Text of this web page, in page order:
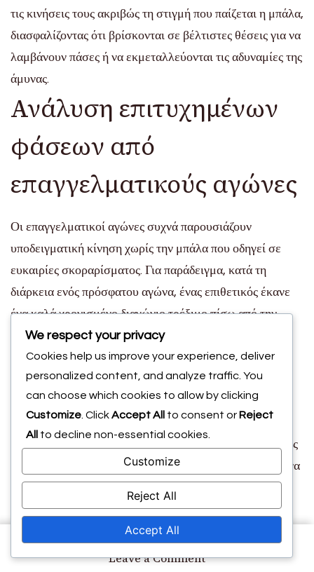
Leave a Commenton
τις κινήσεις τους ακριβώς τη στιγμή που παίζεται η μπάλα,
διασφαλίζοντας ότι βρίσκονται σε βέλτιστες θέσεις για να
λαμβάνουν πάσες ή να εκμεταλλεύονται τις αδυναμίες της
άμυνας.
Ανάλυση επιτυχημένων
φάσεων από
επαγγελματικούς αγώνες
Οι επαγγελματικοί αγώνες συχνά παρουσιάζουν
υποδειγματική κίνηση χωρίς την μπάλα που οδηγεί σε
ευκαιρίες σκοραρίσματος. Για παράδειγμα, κατά τη
διάρκεια ενός πρόσφατου αγώνα, ένας επιθετικός έκανε
ένα καλά χρονισμένο διαγώνιο τρέξιμο πίσω από την
άμυνα, λαμβάνοντας μια τέλεια τοποθετημένη πάσα και
σκοράροντας χωρίς δυσκολία. Τέτοια παραδείγματα
αναδεικνύουν την αποτελεσματικότητα του
συντονισμένου κινήματος και του χρονισμού.
Μια άλλη αξιοσημείωτη φάση περιλάμβανε έναν μέσο
που αποσπούσε τους αμυντικούς από το κέντρο κάνοντας
μια πλευρική κίνηση, επιτρέποντας σε έναν συμπαίκτη να
εκμεταλλευτεί τον χώρο που δημιουργήθηκε και να
σουτάρει προς το τέρμα. Αυτές οι καταστάσεις δείχνουν
πώς οι επιτυχημένες ομάδες εκμεταλλεύονται την κίνηση
χωρίς την μπάλα για να ενισχύσουν τις επιθετικές
We respect your privacy
Cookies help us improve your experience, deliver
personalized content, and analyze traffic. You
can choose which cookies to allow by clicking
Customize . ClickAccept All to consent or Reject
All
to decline non-essential cookies.
Customize
Reject All
Accept All